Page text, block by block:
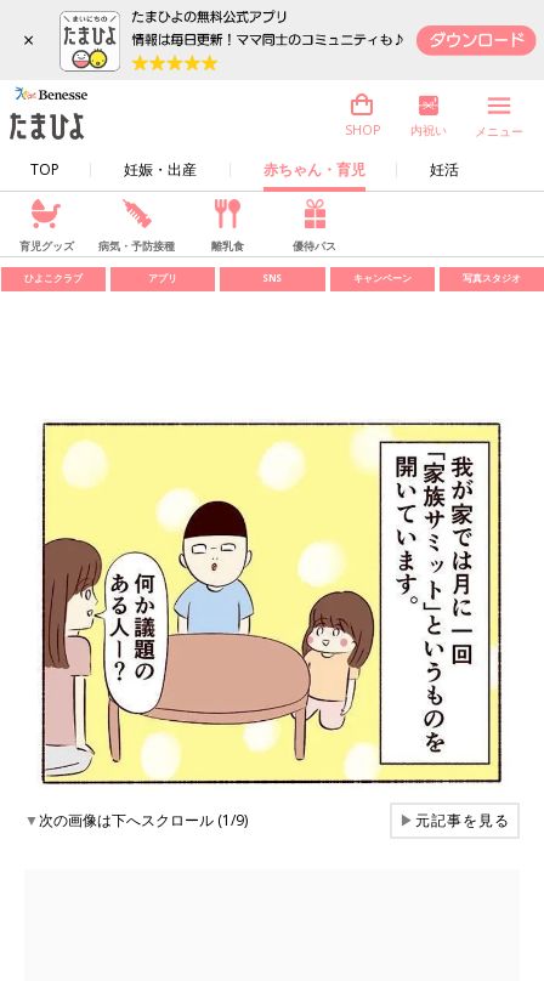
×
TOP 妊娠・出産 赤ちゃん・育児 妊活
SHOP 内祝い メニュー
育児グッズ 病気・予防接種 離乳食 優待パス
ひよこクラブ アプリ SNS キャンペーン 写真スタジオ
▼次の画像は下へスクロール (1/9) ▶元記事を見る